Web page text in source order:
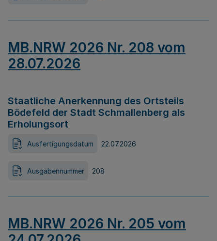
MB.NRW 2026 Nr. 208 vom
28.07.2026
Staatliche Anerkennung des Ortsteils
Bödefeld der Stadt Schmallenberg als
Erholungsort
Ausfertigungsdatum 22.07.2026
Ausgabennummer 208
MB.NRW 2026 Nr. 205 vom